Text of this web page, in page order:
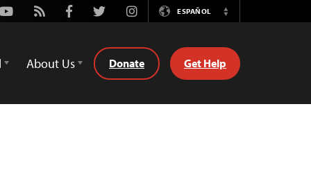
Youtube
Rss FacebookTwitterInstagramESPAÑOL
Switch
About Us Donate Get Help